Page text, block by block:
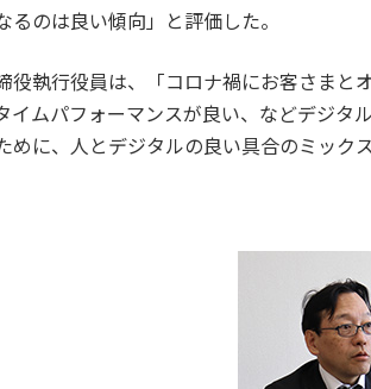
るのは良い傾向」と評価した。
役執行役員は、「コロナ禍にお客さまと
イムパフォーマンスが良い、などデジタ
めに、人とデジタルの良い具合のミック